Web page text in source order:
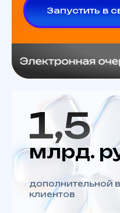
Запустить в
1,5
млрд.
дополнительной
клиентов